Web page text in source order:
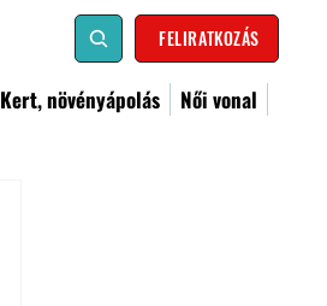
FELIRATKOZÁS
Kert, növényápolás
Női vonal